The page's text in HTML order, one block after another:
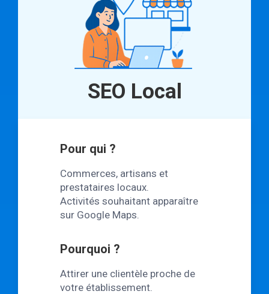
SEO Local
Pour qui ?
Commerces, artisans et
prestataires locaux.
Activités souhaitant apparaître
sur Google Maps.
Pourquoi ?
Attirer une clientèle proche de
votre établissement.